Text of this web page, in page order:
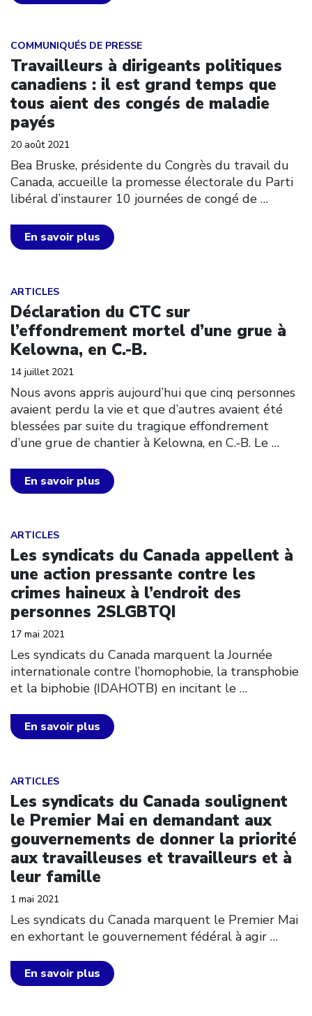
COMMUNIQUÉS DE PRESSE
Travailleurs à dirigeants politiques
canadiens : il est grand temps que
tous aient des congés de maladie
payés
20 août 2021
Bea Bruske, présidente du Congrès du travail du
Canada, accueille la promesse électorale du Parti
libéral d’instaurer 10 journées de congé de …
En savoir plus
Click to open the link
ARTICLES
Déclaration du CTC sur
l’effondrement mortel d’une grue à
Kelowna, en C.-B.
14 juillet 2021
Nous avons appris aujourd’hui que cinq personnes
avaient perdu la vie et que d’autres avaient été
blessées par suite du tragique effondrement
d’une grue de chantier à Kelowna, en C.-B. Le …
En savoir plus
ARTICLES
Les syndicats du Canada appellent à
une action pressante contre les
crimes haineux à l’endroit des
personnes 2SLGBTQI
17 mai 2021
Les syndicats du Canada marquent la Journée
internationale contre l’homophobie, la transphobie
et la biphobie (IDAHOTB) en incitant le …
En savoir plus
Click to open the link
ARTICLES
Les syndicats du Canada soulignent
le Premier Mai en demandant aux
gouvernements de donner la priorité
aux travailleuses et travailleurs et à
leur famille
1 mai 2021
Les syndicats du Canada marquent le Premier Mai
en exhortant le gouvernement fédéral à agir …
En savoir plus